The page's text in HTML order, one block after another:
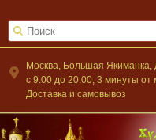
Москва, Большая Якиманка,
c 9.00 до 20.00, 3 минуты от
Доставка и самовывоз